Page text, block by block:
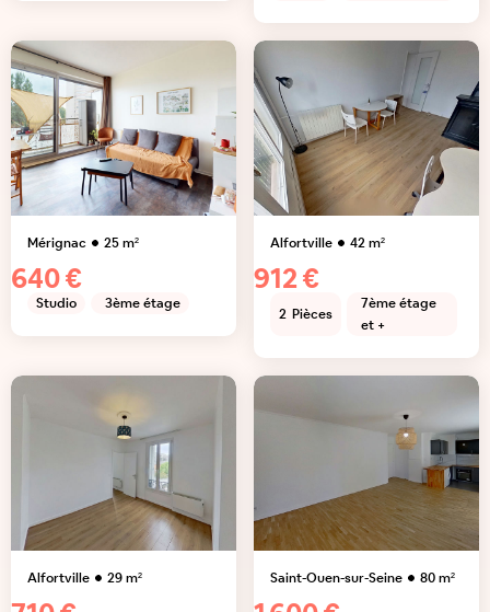
Mérignac 25m²
640 €
Studio 3ème étage
Alfortville 42m²
912 €
2 Pièces
7ème étage
et +
Alfortville 29m² Saint-Ouen-sur-Seine 80m²